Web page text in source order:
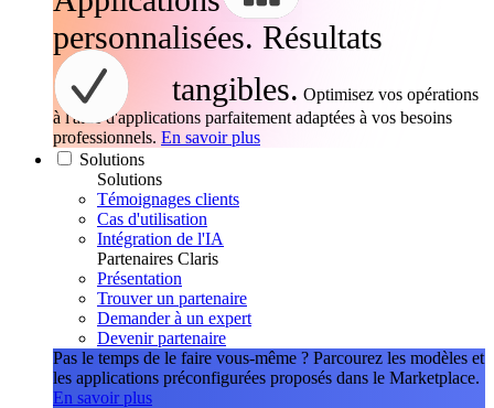
personnalisées. Résultats
tangibles. Optimisez vos opérations
à l'aide d'applications parfaitement adaptées à vos besoins
professionnels. En savoir plus
Solutions
Solutions
Témoignages clients
Cas d'utilisation
Intégration de l'IA
Partenaires Claris
Présentation
Trouver un partenaire
Demander à un expert
Devenir partenaire
Pas le temps de le faire vous-même ? Parcourez les modèles et
les applications préconfigurées proposés dans le Marketplace.
En savoir plus